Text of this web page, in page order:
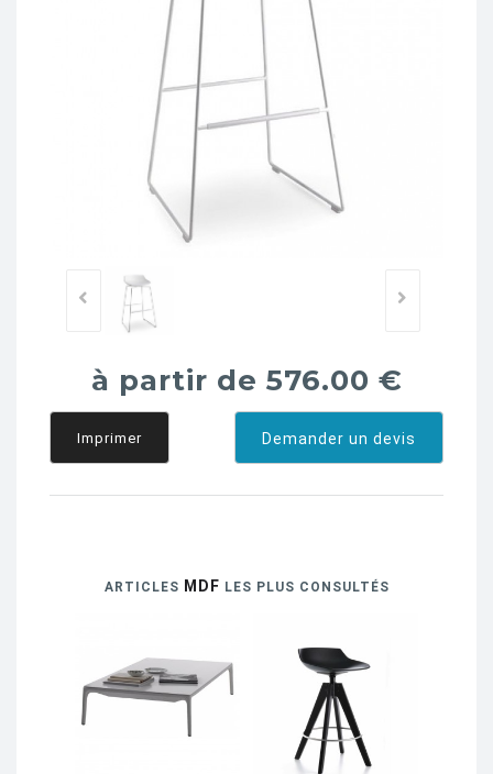
à partir de 576.00 €
Demander un devis
Imprimer
ARTICLES MDF LES PLUS CONSULTÉS